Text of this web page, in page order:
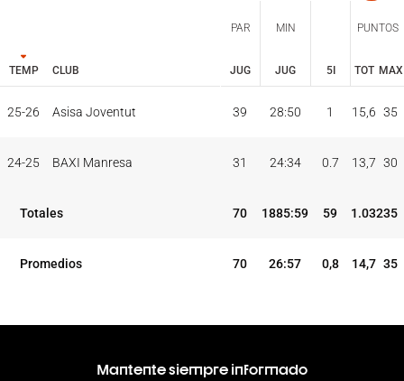
TEMP CLUB
PAR MIN
5I
PUNTOS
JUG JUG TOT MAX
TEMP CLUB
PAR MIN
5I
PUNTOS
25-26 Asisa Joventut 39 28:50 1 15,6 35
24-25 BAXI Manresa 31 24:34 0.7 13,7 30
Totales 70 1885:59 59 1.03235
Promedios 70 26:57 0,8 14,7 35
Mantente siempre informado